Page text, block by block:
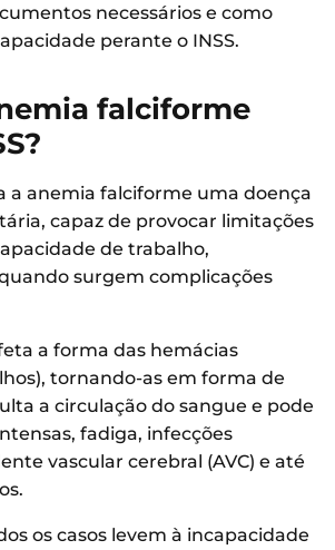
necessários e como
perante o INSS.
falciforme
a anemia falciforme uma doença
capaz de provocar limitações
de trabalho,
surgem complicações
a forma das hemácias
tornando-as em forma de
a circulação do sangue e pode
fadiga, infecções
vascular cerebral (AVC) e até
os casos levem à incapacidade